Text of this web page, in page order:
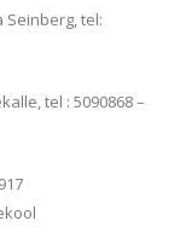
Seinberg, tel:
tel : 5090868 –